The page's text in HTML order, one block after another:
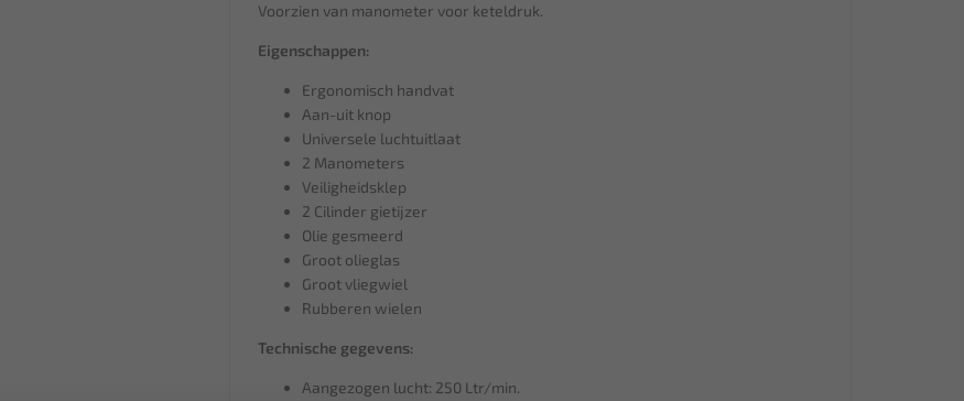
Voorzien van manometer voor keteldruk.
Eigenschappen:
Ergonomisch handvat
Aan-uit knop
Universele luchtuitlaat
2 Manometers
Veiligheidsklep
2 Cilinder gietijzer
Olie gesmeerd
Groot olieglas
Groot vliegwiel
Rubberen wielen
Technische gegevens:
Aangezogen lucht: 250 Ltr/min.